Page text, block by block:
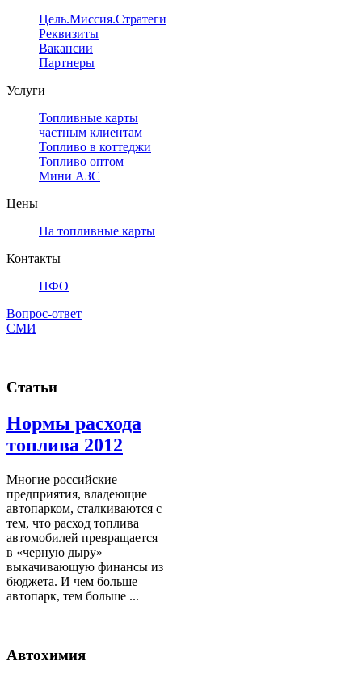
Цель.Миссия.Стратегия.
Реквизиты
Вакансии
Партнеры
Услуги
Топливные карты
частным клиентам
Топливо в коттеджи
Топливо оптом
Мини АЗС
Цены
На топливные карты
Контакты
ПФО
Вопрос-ответ
СМИ
Статьи
Нормы расхода
топлива 2012
Многие российские
предприятия, владеющие
автопарком, сталкиваются с
тем, что расход топлива
автомобилей превращается
в «черную дыру»
выкачивающую финансы из
бюджета. И чем больше
автопарк, тем больше ...
Автохимия